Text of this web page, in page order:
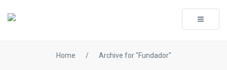
Toggle
Home / Archive for "Fundador"